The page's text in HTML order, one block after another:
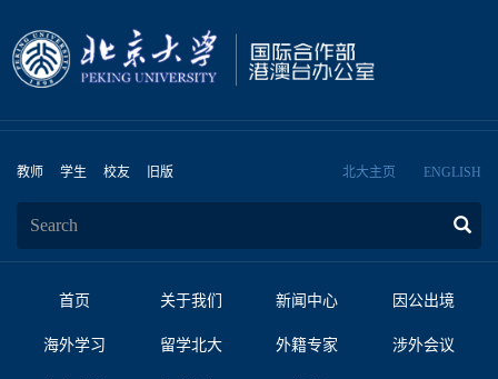
教师 学生 校友 旧版 北大主页 ENGLISH
首页 关于我们 新闻中心 因公出境
海外学习 留学北大 外籍专家 涉外会议